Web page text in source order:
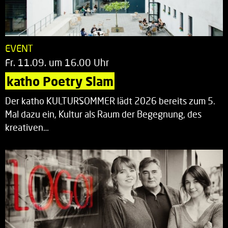
EVENT
Fr. 11.09. um 16.00 Uhr
katho Poetry Slam
Der katho KULTURSOMMER lädt 2026 bereits zum 5.
Mal dazu ein, Kultur als Raum der Begegnung, des
kreativen…